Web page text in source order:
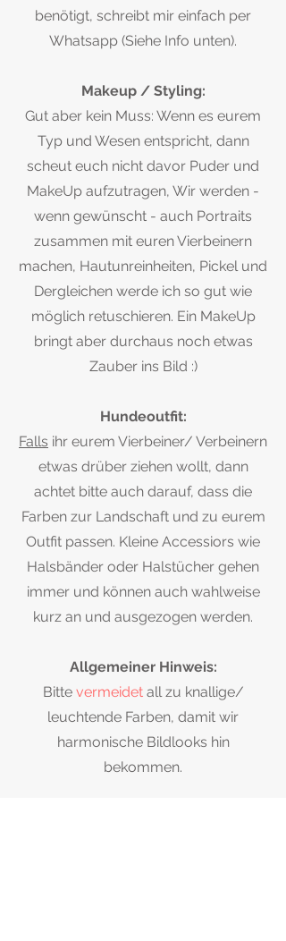
benötigt, schreibt mir einfach per
Whatsapp (Siehe Info unten).
Makeup / Styling:
Gut aber kein Muss: Wenn es eurem
Typ und Wesen entspricht, dann
scheut euch nicht davor Puder und
MakeUp aufzutragen, Wir werden -
wenn gewünscht - auch Portraits
zusammen mit euren Vierbeinern
machen, Hautunreinheiten, Pickel und
Dergleichen werde ich so gut wie
möglich retuschieren. Ein MakeUp
bringt aber durchaus noch etwas
Zauber ins Bild :)
Hundeoutfit:
Falls ihr eurem Vierbeiner/ Verbeinern
etwas drüber ziehen wollt, dann
achtet bitte auch darauf, dass die
Farben zur Landschaft und zu eurem
Outfit passen. Kleine Accessiors wie
Halsbänder oder Halstücher gehen
immer und können auch wahlweise
kurz an und ausgezogen werden.
Allgemeiner Hinweis:
Bitte vermeidet all zu knallige/
leuchtende Farben, damit wir
harmonische Bildlooks hin
bekommen.